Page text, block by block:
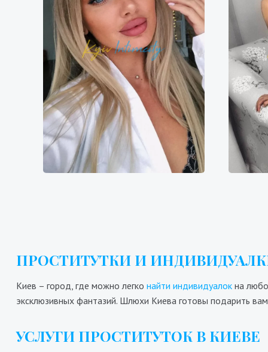
Анна
6400₴ 12800₴
32000₴
Дарницкий
Демиевская
ПРОСТИТУТКИ И
Киев – город, где можно легко найти индивидуалокна
эксклюзивных фантазий. Шлюхи Киева готовы подарить
УСЛУГИ ПРОСТИТУТОК В КИЕВЕ